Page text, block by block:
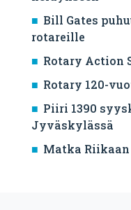
Bill Gates
rotareille
Rotary Action
Rotary 120-
Piiri 1390
Jyväskylässä
Matka Riikaan